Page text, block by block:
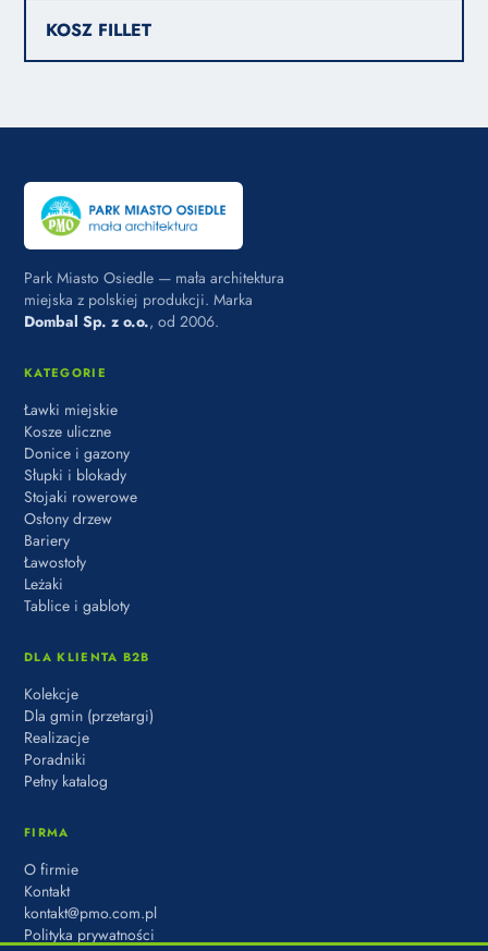
KOSZ FILLET
Park Miasto Osiedle — mała architektura
miejska z polskiej produkcji. Marka
Dombal Sp. z o.o., od 2006.
KATEGORIE
Ławki miejskie
Kosze uliczne
Donice i gazony
Słupki i blokady
Stojaki rowerowe
Osłony drzew
Bariery
Ławostoły
Leżaki
Tablice i gabloty
DLA KLIENTA B2B
Kolekcje
Dla gmin (przetargi)
Realizacje
Poradniki
Pełny katalog
FIRMA
O firmie
Kontakt
kontakt@pmo.com.pl
Polityka prywatności